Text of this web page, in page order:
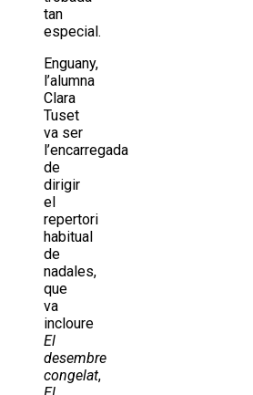
tan
especial.
Enguany,
l’alumna
Clara
Tuset
va ser
l’encarregada
de
dirigir
el
repertori
habitual
de
nadales,
que
va
incloure
El
desembre
congelat,